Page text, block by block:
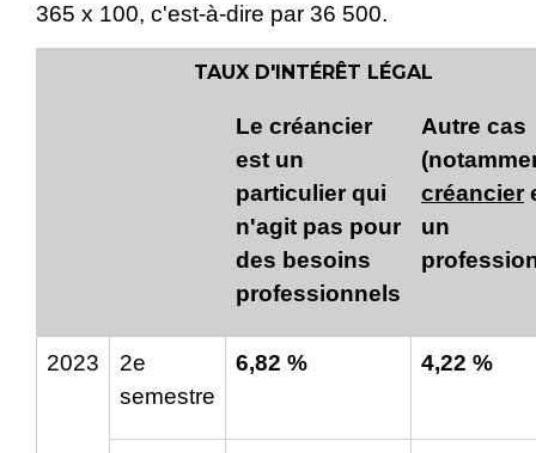
365 x 100, c'est-à-dire par 36 500.
TAUX D'INTÉRÊT LÉGAL
Le créancier
est un
particulier qui
n'agit pas pour
des besoins
professionnels
Autre cas
créancier
un
2023 2e
semestre
6,82 % 4,22 %